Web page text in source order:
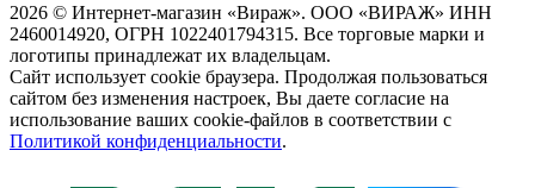
2026 © Интернет-магазин «Вираж». ООО «ВИРАЖ» ИНН
2460014920, ОГРН 1022401794315. Все торговые марки и
логотипы принадлежат их владельцам.
Сайт использует cookie браузера. Продолжая пользоваться
сайтом без изменения настроек, Вы даете согласие на
использование ваших cookie-файлов в соответствии с
Политикой конфиденциальности.